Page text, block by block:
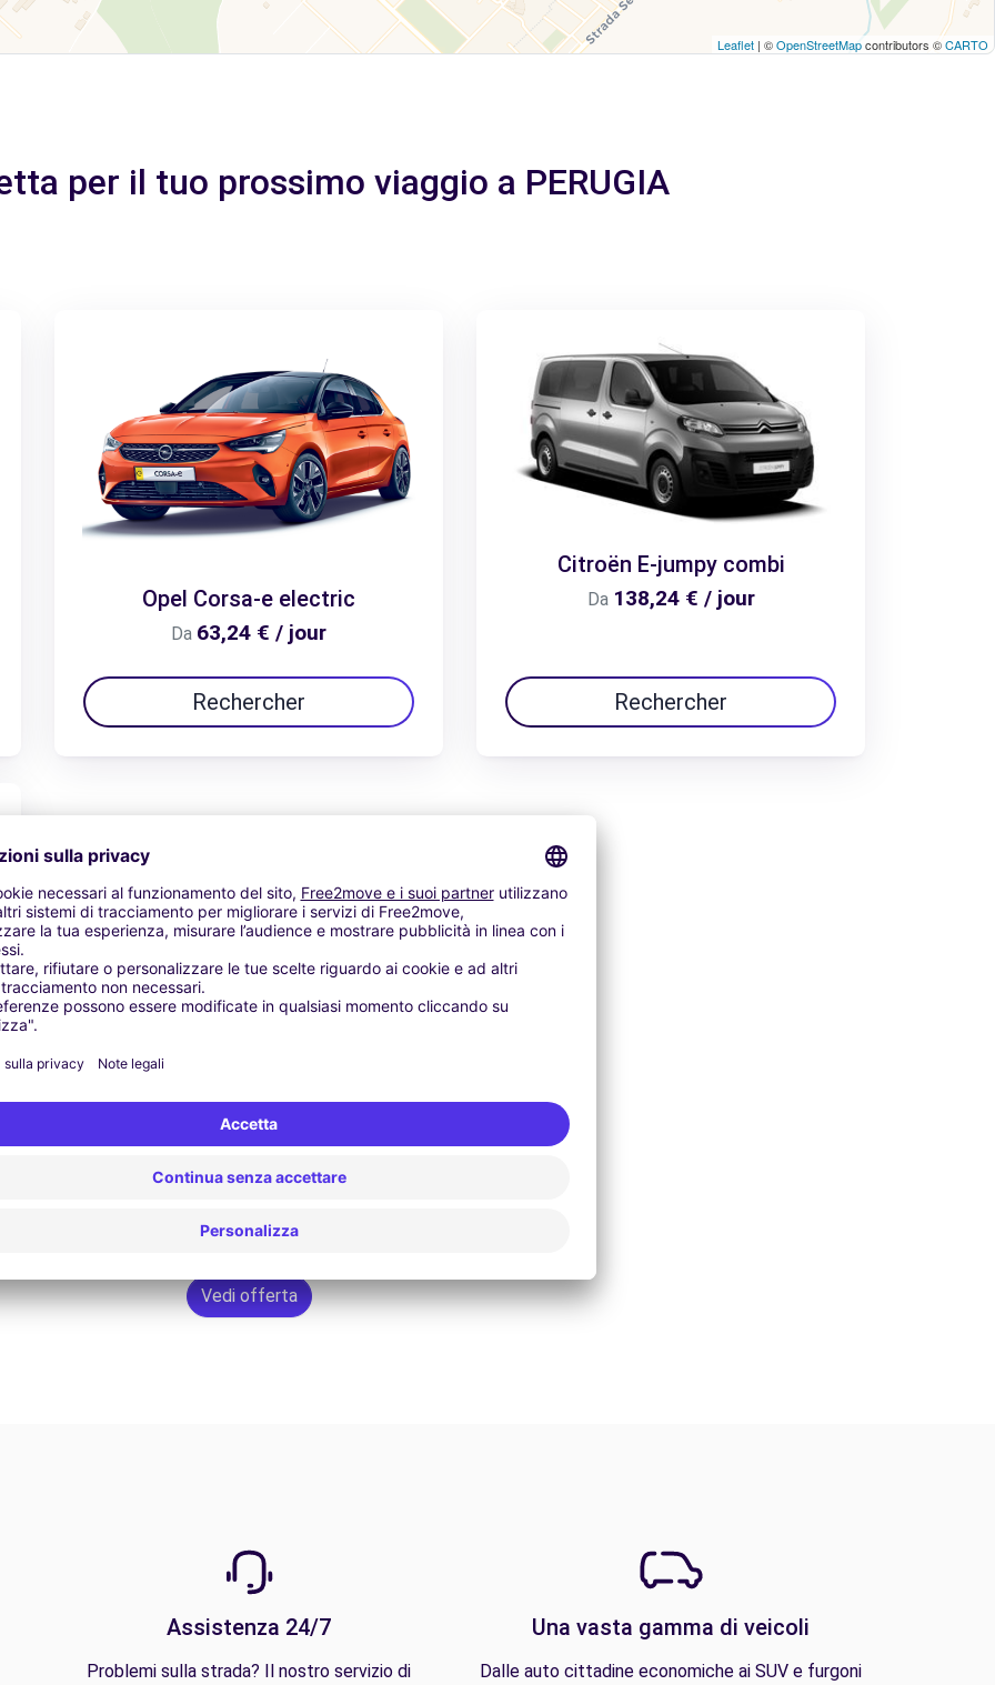
Leaflet | ©OpenStreetMapcontributors ©CARTO
per il tuo prossimo viaggio a PERUGIA
Opel Corsa-e electric
Da 63,24 € / jour
Rechercher
Citroën E-jumpy combi
Da 138,24 € / jour
Rechercher
Vedi offerta
Assistenza 24/7
Problemi sulla strada? Il nostro servizio di
Una vasta gamma di veicoli
Dalle auto cittadine economiche ai SUV e furgoni